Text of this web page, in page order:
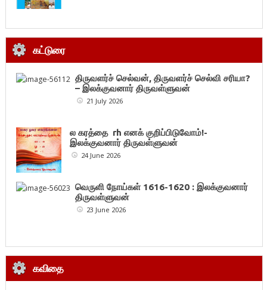
கட்டுரை
திருவளர்ச் செல்வன், திருவளர்ச் செல்வி சரியா?
– இலக்குவனார் திருவள்ளுவன்
21 July 2026
ல கரத்தை rh எனக் குறிப்பிடுவோம்!-
இலக்குவனார் திருவள்ளுவன்
24 June 2026
வெருளி நோய்கள் 1616-1620 : இலக்குவனார்
திருவள்ளுவன்
23 June 2026
கவிதை